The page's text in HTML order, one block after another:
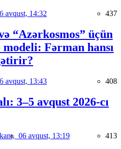
avqust, 14:32 437
“Azərkosmos” üçün
Fərman hansı
avqust, 13:43 408
3–5 avqust 2026-cı
06 avqust, 13:19 413